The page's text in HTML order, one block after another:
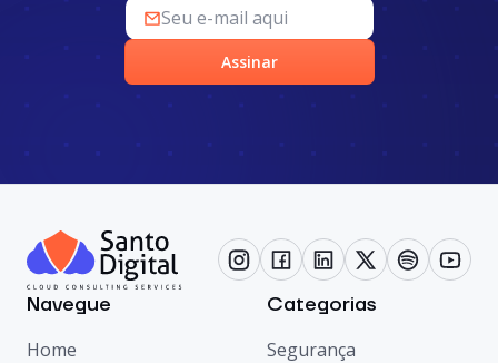
Assinar
Navegue
Home
Categorias
Segurança